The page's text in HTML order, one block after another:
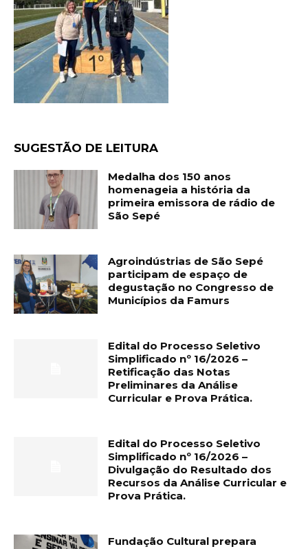
SUGESTÃO DE LEITURA
Medalha dos 150 anos
homenageia a história da
primeira emissora de rádio de
São Sepé
Agroindústrias de São Sepé
participam de espaço de
degustação no Congresso de
Municípios da Famurs
Edital do Processo Seletivo
Simplificado nº 16/2026 –
Retificação das Notas
Preliminares da Análise
Curricular e Prova Prática.
Edital do Processo Seletivo
Simplificado nº 16/2026 –
Divulgação do Resultado dos
Recursos da Análise Curricular e
Prova Prática.
Fundação Cultural prepara